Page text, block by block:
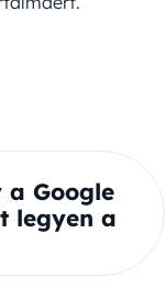
Google
legyen a